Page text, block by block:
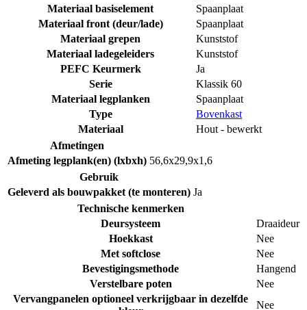
Materiaal basiselement
Spaanplaat
Materiaal front (deur/lade)
Spaanplaat
Materiaal grepen
Kunststof
Materiaal ladegeleiders
Kunststof
PEFC Keurmerk
Ja
Serie
Klassik 60
Materiaal legplanken
Spaanplaat
Type
Bovenkast
Materiaal
Hout - bewerkt
Afmetingen
Afmeting legplank(en) (lxbxh) 56,6x29,9x1,6
Gebruik
Geleverd als bouwpakket (te monteren) Ja
Technische kenmerken
Deursysteem
Draaideur
Hoekkast
Nee
Met softclose
Nee
Bevestigingsmethode
Hangend
Verstelbare poten
Nee
Vervangpanelen optioneel verkrijgbaar in dezelfde
Nee